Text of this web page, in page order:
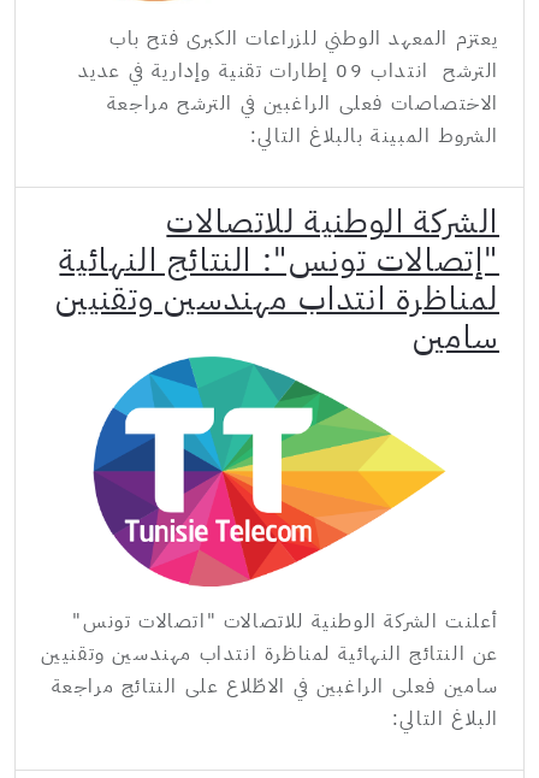
يعتزم المعهد الوطني للزراعات الكبرى فتح باب
الترشح انتداب 09 إطارات تقنية وإدارية في عديد
الاختصاصات فعلى الراغبين في الترشح مراجعة
الشروط المبينة بالبلاغ التالي:
الشركة الوطنية للاتصالات
"إتصالات تونس": النتائج النهائية
لمناظرة انتداب مهندسين وتقنيين
سامين
أعلنت الشركة الوطنية للاتصالات "اتصالات تونس"
عن النتائج النهائية لمناظرة انتداب مهندسين وتقنيين
سامين فعلى الراغبين في الاطّلاع على النتائج مراجعة
البلاغ التالي: